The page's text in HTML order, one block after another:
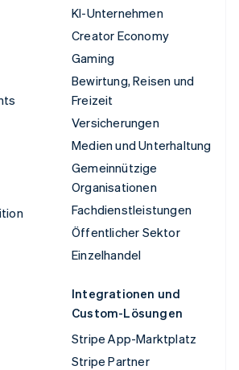
KI-Unternehmen
Creator Economy
Gaming
Bewirtung, Reisen und
Freizeit
Versicherungen
Medien und Unterhaltung
Gemeinnützige
Organisationen
Fachdienstleistungen
Öffentlicher Sektor
Einzelhandel
Integrationen und
Custom-Lösungen
Stripe App-Marktplatz
Stripe Partner